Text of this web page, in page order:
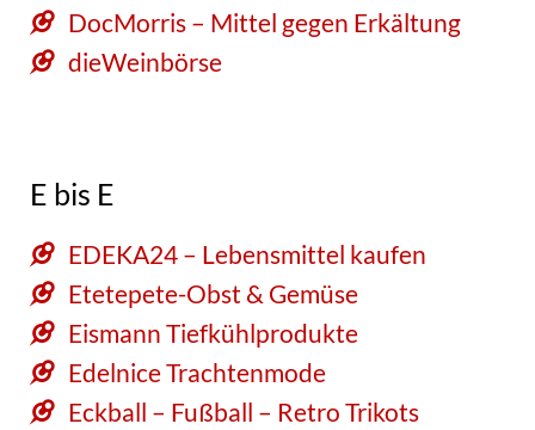
DocMorris – Mittel gegen Erkältung
dieWeinbörse
E bis E
EDEKA24 – Lebensmittel kaufen
Etetepete-Obst & Gemüse
EismannTiefkühlprodukte
Edelnice Trachtenmode
Eckball – Fußball – Retro Trikots